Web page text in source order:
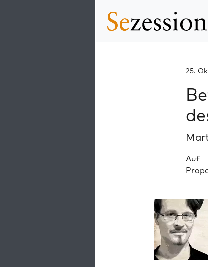
25.
Auf